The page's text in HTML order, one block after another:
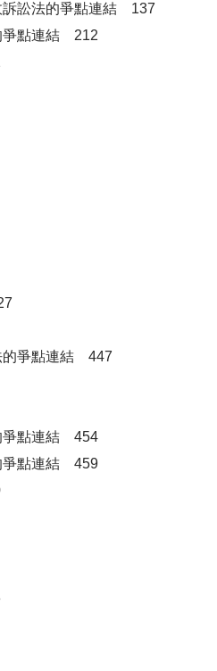
訟法的爭點連結 137
點連結 212
爭點連結 447
點連結 454
點連結 459